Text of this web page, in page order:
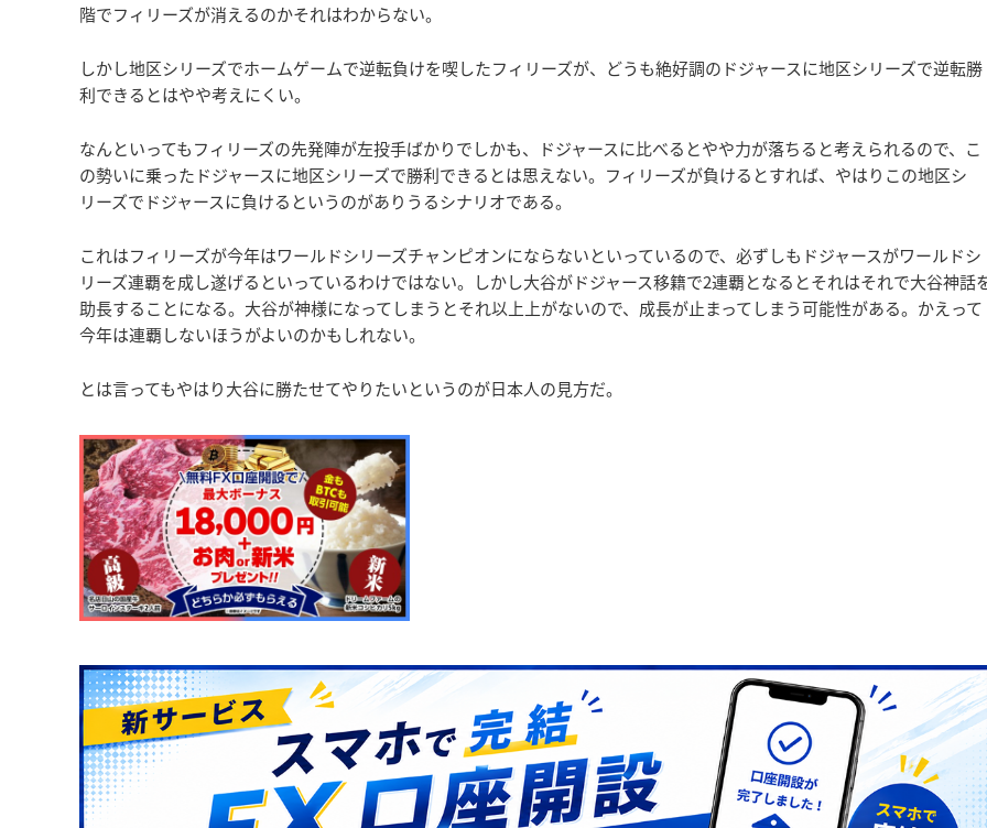
階でフィリーズが消えるのかそれはわからない。
しかし地区シリーズでホームゲームで逆転負けを喫したフィリーズが、どうも絶好調のドジャースに地区シリーズで逆転勝
利できるとはやや考えにくい。
なんといってもフィリーズの先発陣が左投手ばかりでしかも、ドジャースに比べるとやや力が落ちると考えられるので、こ
の勢いに乗ったドジャースに地区シリーズで勝利できるとは思えない。フィリーズが負けるとすれば、やはりこの地区シ
リーズでドジャースに負けるというのがありうるシナリオである。
これはフィリーズが今年はワールドシリーズチャンピオンにならないといっているので、必ずしもドジャースがワールドシ
リーズ連覇を成し遂げるといっているわけではない。しかし大谷がドジャース移籍で2連覇となるとそれはそれで大谷神話
助長することになる。大谷が神様になってしまうとそれ以上上がないので、成長が止まってしまう可能性がある。かえって
今年は連覇しないほうがよいのかもしれない。
とは言ってもやはり大谷に勝たせてやりたいというのが日本人の見方だ。